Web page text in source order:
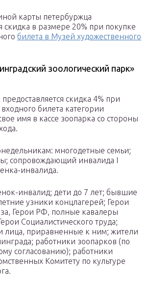
карты петербуржца
скидка в размере 20% при покупке
билета в Музей художественного
зоологический парк»
скидка 4% при
билета категории
имя в кассе зоопарка со стороны
многодетные семьи;
сопровождающий инвалида I
инвалида.
инвалид; дети до 7 лет; бывшие
узники концлагерей; Герои
Герои РФ, полные кавалеры
Социалистического труда;
лица, приравненные к ним; жители
работники зоопарков (по
согласованию); работники
Комитету по культуре